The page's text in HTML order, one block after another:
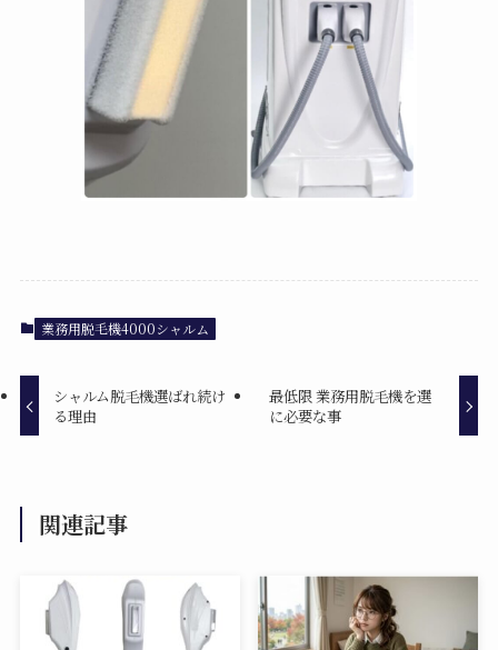
業務用脱毛機4000シャルム
シャルム脱毛機選ばれ続け
る理由
最低限 業務用脱毛機を選
に必要な事
関連記事